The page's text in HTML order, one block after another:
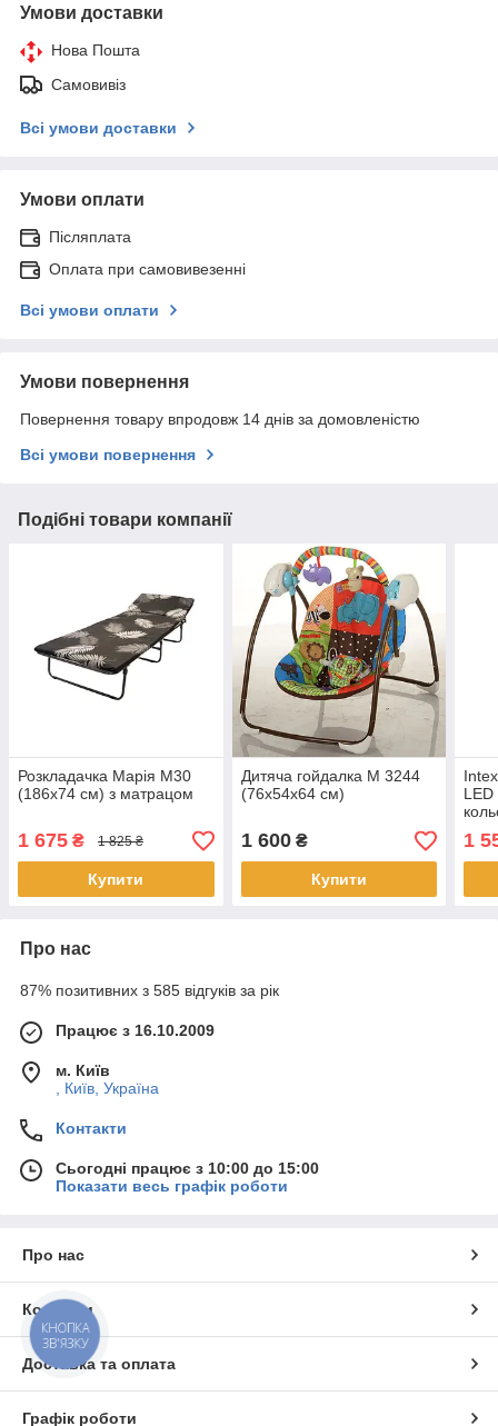
Умови доставки
Нова Пошта
Самовивіз
Всі умови доставки
Умови оплати
Післяплата
Оплата при самовивезенні
Всі умови оплати
Умови повернення
Повернення товару впродовж 14 днів за домовленістю
Всі умови повернення
Подібні товари компанії
Розкладачка Марія M30
(186х74 см) з матрацом
1 675 ₴ 1 825 ₴
Купити
Дитяча гойдалка M 3244
(76х54х64 см)
1 600₴
Купити
LED
1
Про нас
87% позитивних з 585 відгуків за рік
Працює з 16.10.2009
м. Київ
, Київ, Україна
Контакти
Сьогодні працює з 10:00 до 15:00
Показати весь графік роботи
Про нас
Контакти
Доставка та оплата
Графік роботи
КНОПКА
ЗВ'ЯЗКУ